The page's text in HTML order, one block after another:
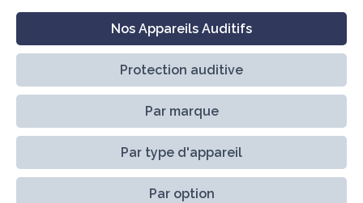
Nos Appareils Auditifs
Protection auditive
Par marque
Par type d'appareil
Par option